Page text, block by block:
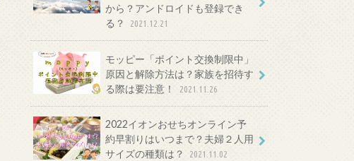
から？アンドロイドも登録でき
る？
2021.12.21
モッピー「ポイント交換制限中」
原因と解除方法は？家族を招待す
る際は要注意！
2021.11.26
2022イオンおせちオンライン予
約早割りはいつまで？夫婦２人用
サイズの種類は？
2021.11.02